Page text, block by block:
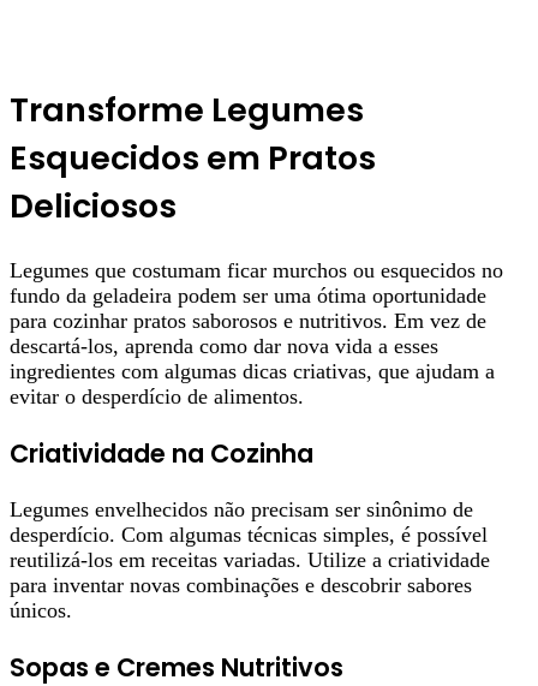
Transforme Legumes
Esquecidos em Pratos
Deliciosos
Legumes que costumam ficar murchos ou esquecidos no
fundo da geladeira podem ser uma ótima oportunidade
para cozinhar pratos saborosos e nutritivos. Em vez de
descartá-los, aprenda como dar nova vida a esses
ingredientes com algumas dicas criativas, que ajudam a
evitar o desperdício de alimentos.
Criatividade na Cozinha
Legumes envelhecidos não precisam ser sinônimo de
desperdício. Com algumas técnicas simples, é possível
reutilizá-los em receitas variadas. Utilize a criatividade
para inventar novas combinações e descobrir sabores
únicos.
Sopas e Cremes Nutritivos